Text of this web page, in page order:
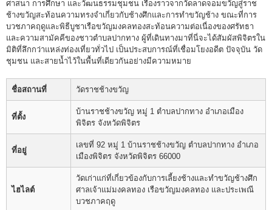
ศาสนา การศึกษา และวัฒนธรรมชุมชน เรื่องราวจากวัดลาดจอมขวัญสู่ราช
ช้างขวัญสะท้อนความทรงจำเกี่ยวกับช้างศึกและการทำขวัญช้าง ขณะที่การ
บวชภาคฤดูและพิธีบูชาเรือขวัญมงคลทองสะท้อนความต่อเนื่องของศรัทธา
และความสามัคคีของชาวตำบลปากทาง ผู้ที่เดินทางมาที่นี่จะได้สัมผัสพิจิตรใน
มิติที่ลึกกว่าแหล่งท่องเที่ยวทั่วไป เป็นประสบการณ์ที่เชื่อมโยงอดีต ปัจจุบัน วัด
ชุมชน และสายน้ำไว้ในพื้นที่เดียวกันอย่างมีความหมาย
ชื่อสถานที่ วัดราชช้างขวัญ
ที่ตั้ง
บ้านราชช้างขวัญ หมู่ 1 ตำบลปากทาง อำเภอเมือง
พิจิตร จังหวัดพิจิตร
ที่อยู่
เลขที่ 92 หมู่ 1 บ้านราชช้างขวัญ ตำบลปากทาง อำเภอ
เมืองพิจิตร จังหวัดพิจิตร 66000
ไฮไลต์
วัดเก่าแก่ที่เกี่ยวข้องกับการเลี้ยงช้างและทำขวัญช้างศึก
ศาลเจ้าแม่มงคลทอง เรือขวัญมงคลทอง และประเพณี
บวชภาคฤดู